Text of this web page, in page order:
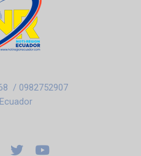
/ 0982752907
T
Y